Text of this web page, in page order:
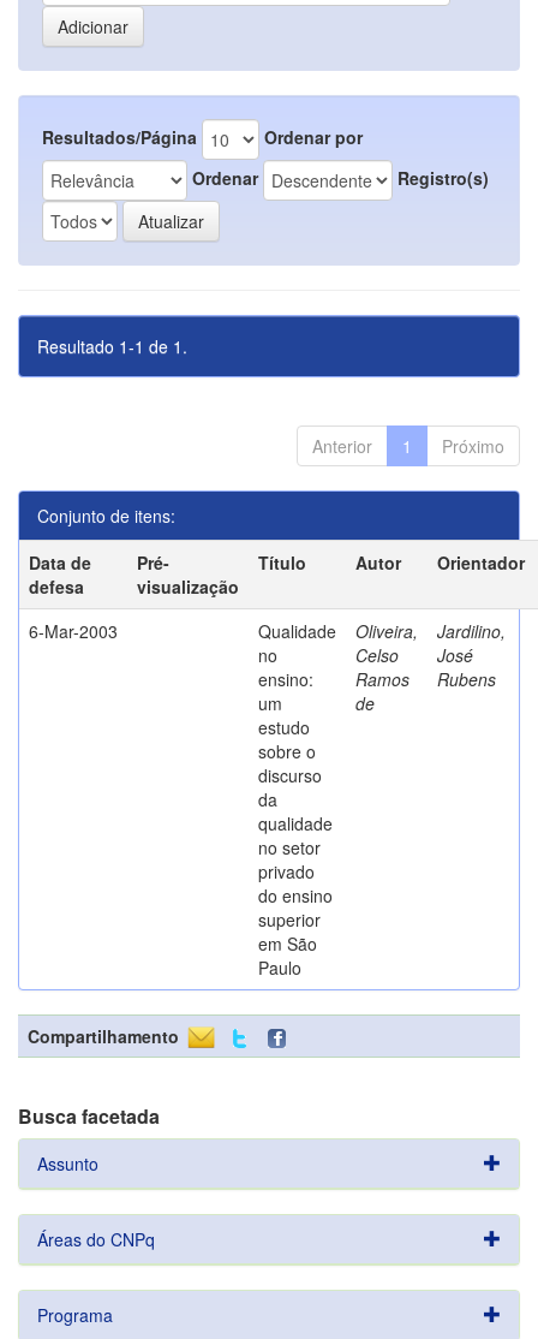
Resultados/Página
Ordenar por
Ordenar
Registro(s)
Resultado 1-1 de 1.
Anterior 1 Próximo
Conjunto de itens:
Data de
defesa
Pré-
visualização
Título Autor Orientador
6-Mar-2003
Qualidade
no
ensino:
um
estudo
sobre o
discurso
da
qualidade
no setor
privado
do ensino
superior
em São
Paulo
Oliveira,
Celso
Ramos
de
Jardilino,
José
Rubens
Compartilhamento
Busca facetada
Assunto
Áreas do CNPq
Programa